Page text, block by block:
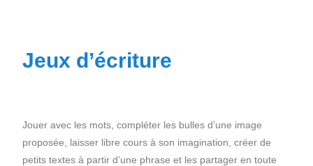
rester un fleuron du vélo électrique français
« On veut mettre le feu à Tonnellé » : le nouveau
président de l’US Tours Rugby voit grand
Jeux d’écriture
Jouer avec les mots, compléter les bulles d’une image
proposée, laisser libre cours à son imagination, créer de
petits textes à partir d’une phrase et les partager en toute